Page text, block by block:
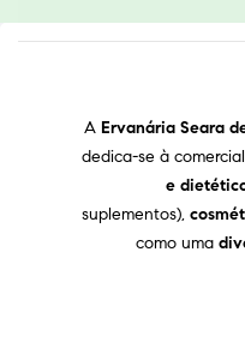
A Ervanária Seara
dedica-se à
e
suplementos),
como uma